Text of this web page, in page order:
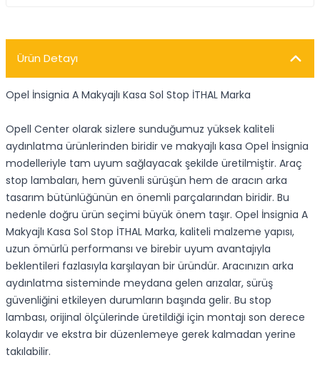
Ürün Detayı
Opel İnsignia A Makyajlı Kasa Sol Stop İTHAL Marka
Opell Center olarak sizlere sunduğumuz yüksek kaliteli
aydınlatma ürünlerinden biridir ve makyajlı kasa Opel İnsignia
modelleriyle tam uyum sağlayacak şekilde üretilmiştir. Araç
stop lambaları, hem güvenli sürüşün hem de aracın arka
tasarım bütünlüğünün en önemli parçalarından biridir. Bu
nedenle doğru ürün seçimi büyük önem taşır. Opel İnsignia A
Makyajlı Kasa Sol Stop İTHAL Marka, kaliteli malzeme yapısı,
uzun ömürlü performansı ve birebir uyum avantajıyla
beklentileri fazlasıyla karşılayan bir üründür. Aracınızın arka
aydınlatma sisteminde meydana gelen arızalar, sürüş
güvenliğini etkileyen durumların başında gelir. Bu stop
lambası, orijinal ölçülerinde üretildiği için montajı son derece
kolaydır ve ekstra bir düzenlemeye gerek kalmadan yerine
takılabilir.